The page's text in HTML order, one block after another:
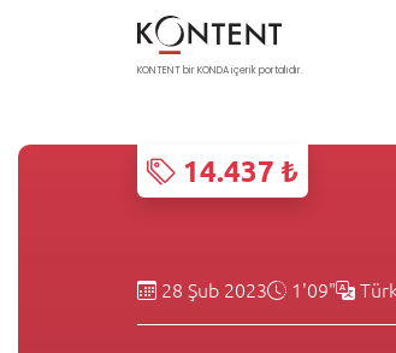
KONTENT bir KONDA içerik portalıdır.
14.437 ₺
28 Şub 2023 1'09"